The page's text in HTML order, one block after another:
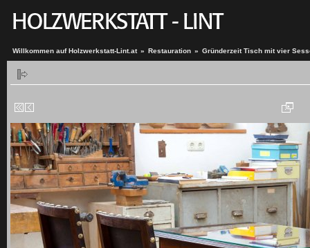
Willkommen auf Holzwerkstatt-Lint.at » Restauration » Gründerzeit Tisch mit vier